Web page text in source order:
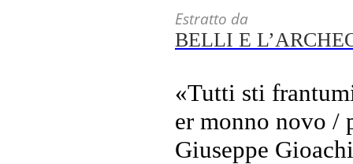
Estratto da
BELLI E
«Tutti sti
er monno novo /
Giuseppe